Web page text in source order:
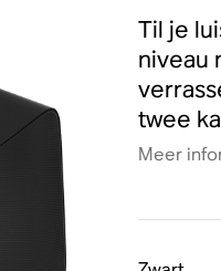
Til je
niveau
twee
Meer